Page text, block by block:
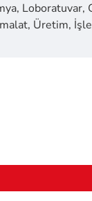
Loboratuvar,
Üretim,